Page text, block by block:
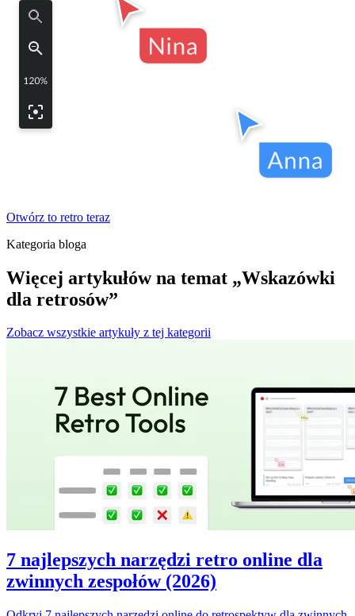
Otwórz to retro teraz
Kategoria bloga
Więcej artykułów na temat „Wskazówki
dla retrosów”
Zobacz wszystkie artykuły z tej kategorii
7 najlepszych narzędzi retro online dla
zwinnych zespołów (2026)